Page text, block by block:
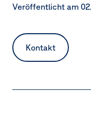
Veröffentlicht am
Kontakt